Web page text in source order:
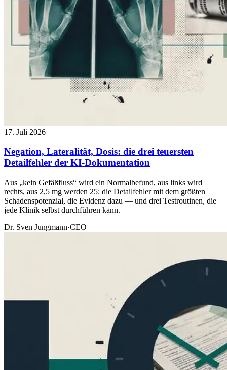
17. Juli 2026
Negation, Lateralität, Dosis: die drei teuersten
Detailfehler der KI-Dokumentation
Aus „kein Gefäßfluss“ wird ein Normalbefund, aus links wird
rechts, aus 2,5 mg werden 25: die Detailfehler mit dem größten
Schadenspotenzial, die Evidenz dazu — und drei Testroutinen, die
jede Klinik selbst durchführen kann.
Dr. Sven Jungmann·CEO